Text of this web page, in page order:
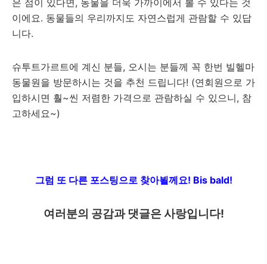
이에요. 동물들의 우리까지도 자연스럽게 관람할 수 있답
니다.
슈투트가르트에 계신 분들, 오시는 분들께 꼭 한번 빌헬마
동물원을 방문하시는 것을 추천 드립니다! (연회원으로 가
입하시면 훨~씬 저렴한 가격으로 관람하실 수 있으니, 참
고하세요~)
그럼 또 다른 포스팅으로 찾아뵐께요! Bis bald!
여러분의 공감과 댓글은 사랑입니다!